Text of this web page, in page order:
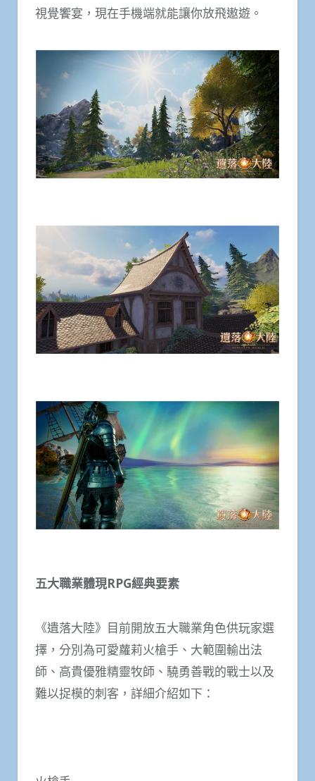
視覺饗宴，現在手機端就能讓你放飛遨遊。
五大職業體現RPG經典要素
《遺落大陸》目前開放五大職業角色供玩家選
擇，分別為可愛蘿莉火槍手、大範圍輸出法
師、高貴優雅精靈牧師、驍勇善戰的戰士以及
難以捉模的刺客，詳細介紹如下：